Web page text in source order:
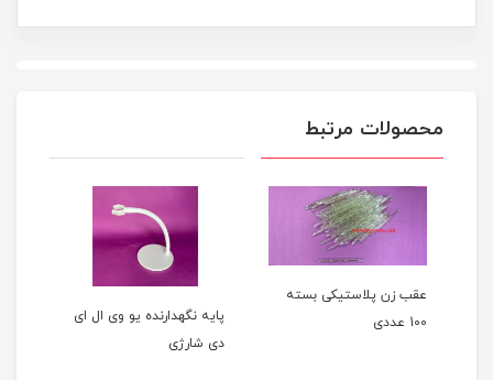
محصولات مرتبط
عقب زن پلاستیکی بسته
100 عددی
پایه نگهدارنده یو وی ال ای
دی شارژی